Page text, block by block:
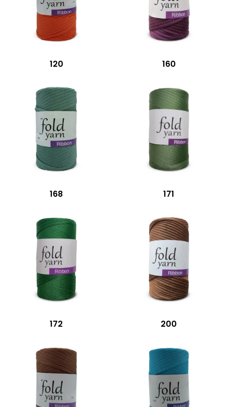
120 160
168 171
172 200